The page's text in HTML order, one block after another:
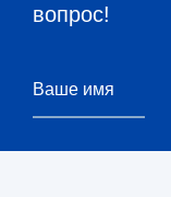
вопрос!